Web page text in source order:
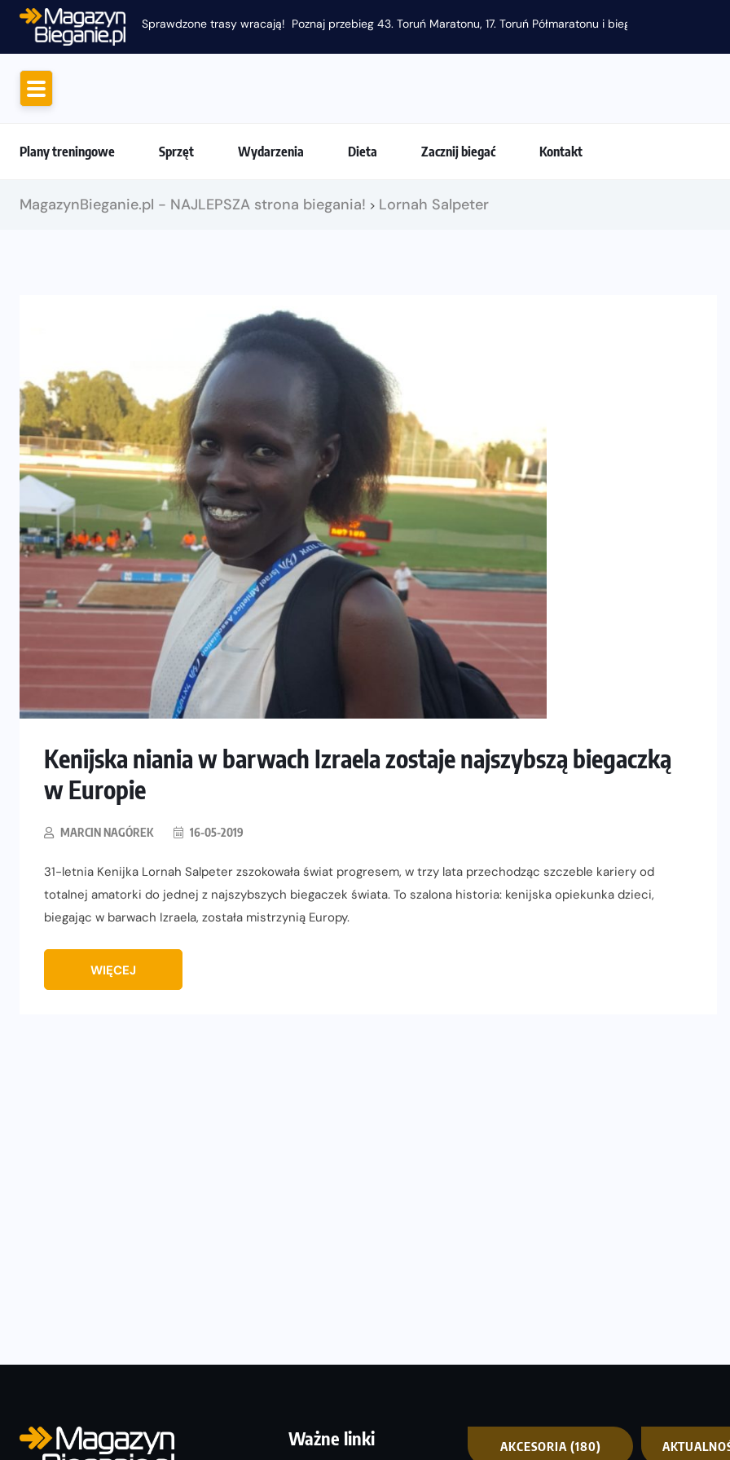
Sprawdzone trasy wracają! Poznaj przebieg 43. Toruń Maratonu, 17. Toruń Półmaratonu i biegu na 5 km
Plany treningowe Sprzęt Wydarzenia Dieta Zacznij biegać Kontakt
MagazynBieganie.pl - NAJLEPSZA strona biegania! > Lornah Salpeter
Kenijska niania w barwach Izraela zostaje najszybszą biegaczką
w Europie
MARCIN NAGÓREK 16-05-2019
31-letnia Kenijka Lornah Salpeter zszokowała świat progresem, w trzy lata przechodząc szczeble kariery od
totalnej amatorki do jednej z najszybszych biegaczek świata. To szalona historia: kenijska opiekunka dzieci,
biegając w barwach Izraela, została mistrzynią Europy.
WIĘCEJ
Ważne linki AKCESORIA (180)